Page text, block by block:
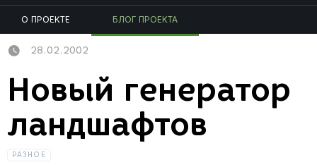
О ПРОЕКТЕ БЛОГ ПРОЕКТА
28.02.2002
Новый генератор
ландшафтов
РАЗНОЕ